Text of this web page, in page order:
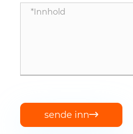
sende inn